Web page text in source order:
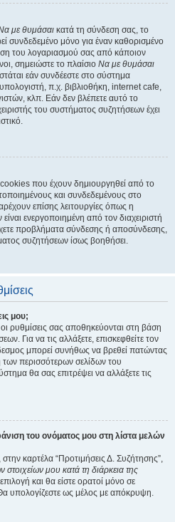
με θυμάσαι κατά τη σύνδεση σας, το
συνδεδεμένο μόνο για έναν καθορισμένο
του λογαριασμού σας από κάποιον
σημειώστε το πλαίσιο Να με θυμάσαι
εάν συνδέεστε στο σύστημα
π.χ. βιβλιοθήκη, internet cafe,
κλπ. Εάν δεν βλέπετε αυτό το
του συστήματος συζητήσεων έχει
που έχουν δημιουργηθεί από το
και συνδεδεμένους στο
επίσης λειτουργίες όπως η
ενεργοποιημένη από τον διαχειριστή
προβλήματα σύνδεσης ή αποσύνδεσης,
συζητήσεων ίσως βοηθήσει.
μου;
ρυθμίσεις σας αποθηκεύονται στη βάση
Για να τις αλλάξετε, επισκεφθείτε τον
μπορεί συνήθως να βρεθεί πατώντας
περισσότερων σελίδων του
θα σας επιτρέψει να αλλάξετε τις
του ονόματος μου στη λίστα μελών
καρτέλα “Προτιμήσεις Δ. Συζήτησης”,
μου κατά τη διάρκεια της
και θα είστε ορατοί μόνο σε
Θα υπολογίζεστε ως μέλος με απόκρυψη.